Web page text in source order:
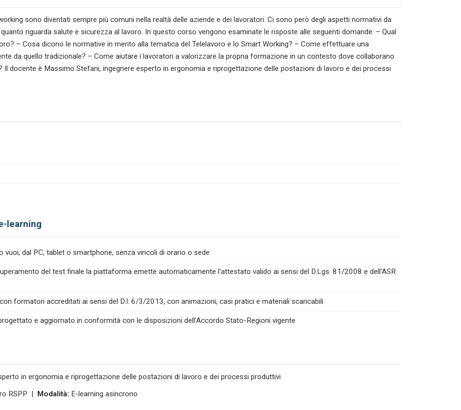
sono diventati sempre più comuni nella realtà delle aziende e dei lavoratori. Ci sono però degli aspetti normativi da
riguarda salute e sicurezza al lavoro. In questo corso vengono esaminate le risposte alle seguenti domande: – Qual
– Cosa dicono le normative in merito alla tematica del Telelavoro e lo Smart Working? – Come effettuare una
da quello tradizionale? – Come aiutare i lavoratori a valorizzare la propria formazione in un contesto dove collaborano
docente è Massimo Stefani, ingegnere esperto in ergonomia e riprogettazione delle postazioni di lavoro e dei processi
learning
vuoi, dal PC, tablet o smartphone, senza vincoli di orario o sede
del test finale la piattaforma emette automaticamente l’attestato valido ai sensi del D.Lgs. 81/2008 e dell’ASR
formatori accreditati ai sensi del D.I. 6/3/2013, con animazioni, casi pratici e materiali scaricabili
e aggiornato in conformità con le disposizioni dell’Accordo Stato-Regioni vigente
in ergonomia e riprogettazione delle postazioni di lavoro e dei processi produttivi.
RSPP | Modalità: E-learning asincrono